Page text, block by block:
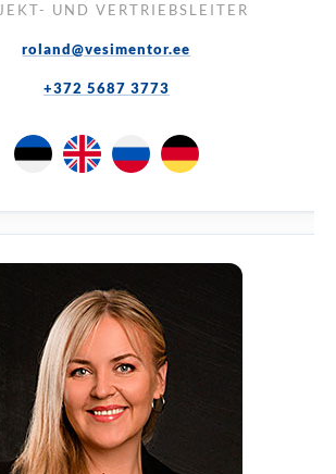
UND VERTRIEBSLEITER
roland@vesimentor.ee
+372 5687 3773